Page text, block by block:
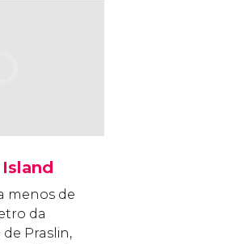
menos de
da
Praslin,